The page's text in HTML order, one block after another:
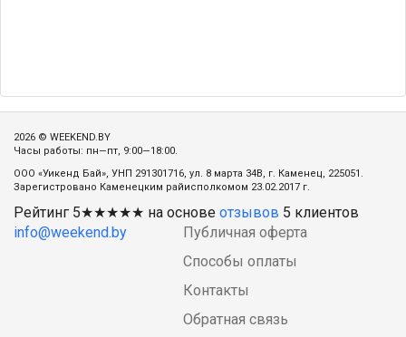
2026 © WEEKEND.BY
Часы работы: пн—пт, 9:00—18:00.
ООО «Уикенд Бай», УНП 291301716, ул. 8 марта 34В, г. Каменец, 225051.
Зарегистровано Каменецким райисполкомом 23.02.2017 г.
Рейтинг 5★★★★★ на основе отзывов 5 клиентов
info@weekend.by
Публичная оферта
Способы оплаты
Контакты
Обратная связь